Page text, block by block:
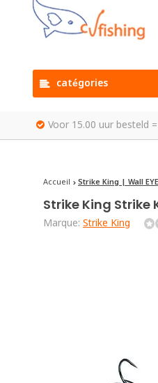
catégories
Voor 15.00 uur besteld
Accueil Strike King | Wall
Strike King Strike
Marque: Strike King